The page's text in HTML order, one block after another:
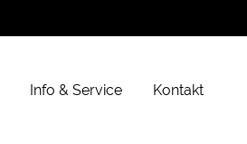
Info & Service Kontakt